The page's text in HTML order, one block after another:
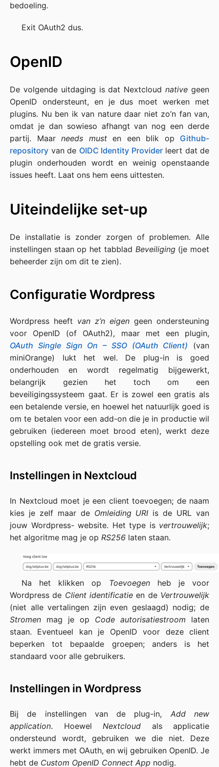
bedoeling.
Exit OAuth2 dus.
OpenID
De volgende uitdaging is dat Nextcloudnative geen
OpenID ondersteunt, en je dus moet werken met
plugins. Nu ben ik van nature daar niet zo’n fan van,
omdat je dan sowieso afhangt van nog een derde
partij. Maar needs musten een blik op Github-
repository van de OIDC Identity Providerleert dat de
plugin onderhouden wordt en weinig openstaande
issues heeft. Laat ons hem eens uittesten.
Uiteindelijke set-up
De installatie is zonder zorgen of problemen. Alle
instellingen staan op het tabblad Beveiliging(je moet
beheerder zijn om dit te zien).
Configuratie Wordpress
Wordpress heeft van z’n eigen geen ondersteuning
voor OpenID (of OAuth2), maar met een plugin,
OAuth Single Sign On – SSO (OAuth Client) (van
miniOrange) lukt het wel. De plug-in is goed
onderhouden en wordt regelmatig bijgewerkt,
belangrijk gezien het toch om een
beveiligingssysteem gaat. Er is zowel een gratis als
een betalende versie, en hoewel het natuurlijk goed is
om te betalen voor een add-on die je in productie wil
gebruiken (iedereen moet brood eten), werkt deze
opstelling ook met de gratis versie.
Instellingen in Nextcloud
In Nextcloud moet je een client toevoegen; de naam
kies je zelf maar de Omleiding URI is de URL van
jouw Wordpress- website. Het type is vertrouwelijk;
het algoritme mag je op RS256 laten staan.
Na het klikken op Toevoegenheb je voor
Wordpress de Client identificatie en de Vertrouwelijk
(niet alle vertalingen zijn even geslaagd) nodig; de
Stromen mag je op Code autorisatiestroom laten
staan. Eventueel kan je OpenID voor deze client
beperken tot bepaalde groepen; anders is het
standaard voor alle gebruikers.
Instellingen in Wordpress
Bij de instellingen van de plug-in, Add new
application. Hoewel Nextcloud als applicatie
ondersteund wordt, gebruiken we die niet. Deze
werkt immers met OAuth, en wij gebruiken OpenID. Je
hebt de Custom OpenID Connect App nodig.